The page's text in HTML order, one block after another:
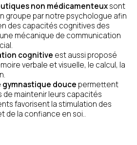
concerné
?
des données
à notre
non médicamenteuxsont
groupe par notre psychologue afin
des capacités cognitives des
mécanique de communication
cognitive est aussi proposé
verbale et visuelle, le calcul, la
gymnastique douce permettent
de maintenir leurs capacités
favorisent la stimulation des
de la confiance en soi..